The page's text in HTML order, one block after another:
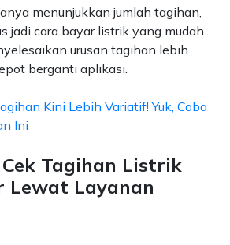
menunjukkan jumlah tagihan,
jadi cara bayar listrik yang mudah.
urusan tagihan lebih
berganti aplikasi.
Kini Lebih Variatif! Yuk, Coba
Ini
Tagihan Listrik
Lewat Layanan